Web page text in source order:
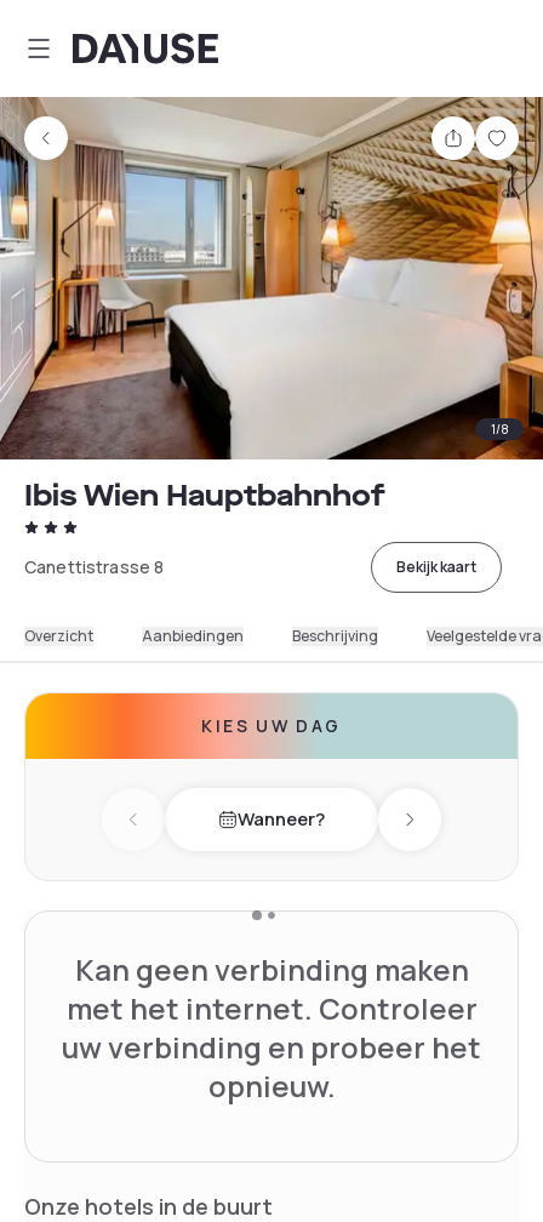
Dayuse
Delen
1/8
Ibis Wien Hauptbahnhof
Canettistrasse 8 Bekijk kaart
Overzicht Aanbiedingen Beschrijving Veelgestelde
KIES UW DAG
Previous dayWanneer? Next day
Kan geen verbinding maken
met het internet. Controleer
uw verbinding en probeer het
opnieuw.
Onze hotels in de buurt